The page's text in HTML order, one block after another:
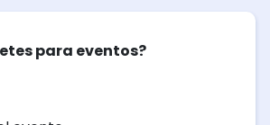
para eventos?